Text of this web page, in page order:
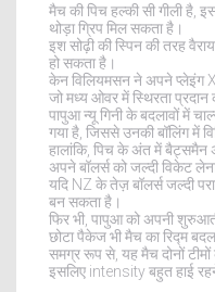
मैच की पिच हल्की सी गीली है,
थोड़ा ग्रिप मिल सकता है।
इश सोढ़ी की स्पिन की तरह
हो सकता है।
केन विलियमसन ने अपने प्लेइंग
जो मध्य ओवर में स्थिरता प्रदान
पापुआ न्यू गिनी के बदलावों में
गया है, जिससे उनकी बॉलिंग में
हालांकि, पिच के अंत में बैट्समैन
अपने बॉलर्स को जल्दी विकेट
यदि NZ के तेज़ बॉलर्स जल्दी
बन सकता है।
फिर भी, पापुआ को अपनी
छोटा पैकेज भी मैच का रिद्म
समग्र रूप से, यह मैच दोनों टीमों
इसलिए intensity बहुत हाई